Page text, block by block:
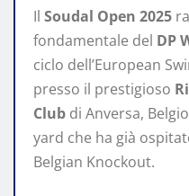
Il Soudal Open 2025
fondamentale del DP
ciclo dell’European
presso il prestigioso
Club di Anversa,
yard che ha già
Belgian Knockout.